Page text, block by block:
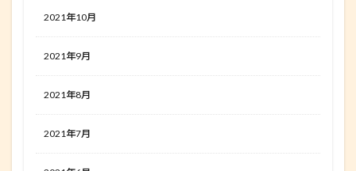
2021年10月
2021年9月
2021年8月
2021年7月